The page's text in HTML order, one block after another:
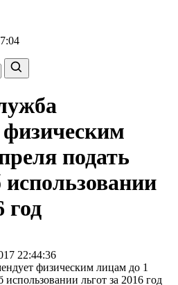
физическим
подать
использовании
год
22:44:36